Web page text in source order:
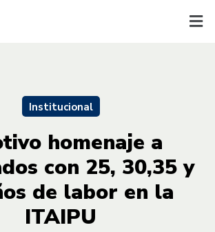
Institucional
homenaje a
con 25, 30,35 y
de labor en la
ITAIPU